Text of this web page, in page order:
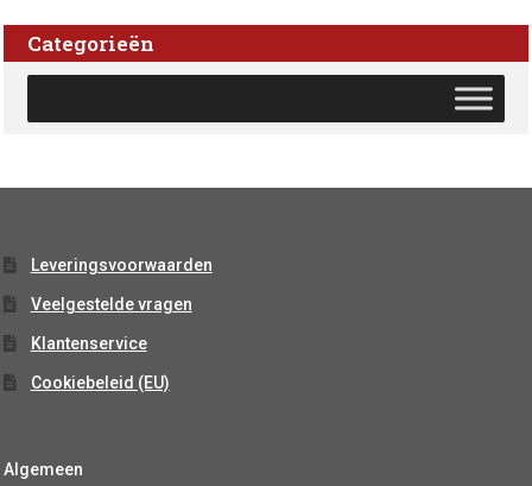
Categorieën
Leveringsvoorwaarden
Veelgestelde vragen
Klantenservice
Cookiebeleid (EU)
Algemeen